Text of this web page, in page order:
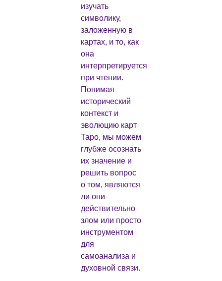
изучать
символику,
заложенную в
картах, и то, как
она
интерпретируется
при чтении.
Понимая
исторический
контекст и
эволюцию карт
Таро, мы можем
глубже осознать
их значение и
решить вопрос
о том, являются
ли они
действительно
злом или просто
инструментом
для
самоанализа и
духовной связи.